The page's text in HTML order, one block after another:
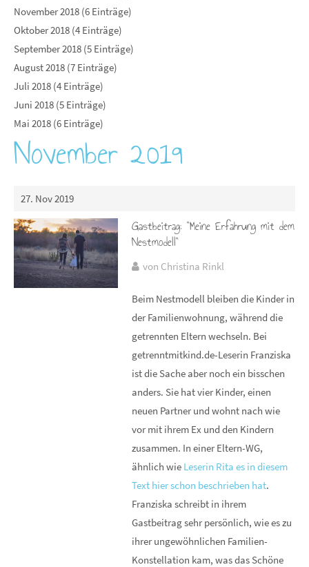
November 2018 (6 Einträge)
Oktober 2018 (4 Einträge)
September 2018 (5 Einträge)
August 2018 (7 Einträge)
Juli 2018 (4 Einträge)
Juni 2018 (5 Einträge)
Mai 2018 (6 Einträge)
November 2019
27. Nov 2019
Gastbeitrag: "Meine Erfahrung mit dem
Nestmodell"
von Christina Rinkl
Beim Nestmodell bleiben die Kinder in
der Familienwohnung, während die
getrennten Eltern wechseln. Bei
getrenntmitkind.de-Leserin Franziska
ist die Sache aber noch ein bisschen
anders. Sie hat vier Kinder, einen
neuen Partner und wohnt nach wie
vor mit ihrem Ex und den Kindern
zusammen. In einer Eltern-WG,
ähnlich wie Leserin Rita es in diesem
Text hier schon beschrieben hat.
Franziska schreibt in ihrem
Gastbeitrag sehr persönlich, wie es zu
ihrer ungewöhnlichen Familien-
Konstellation kam, was das Schöne